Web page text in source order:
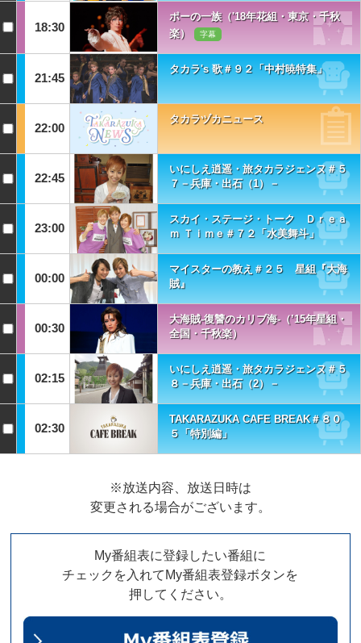
18:30
ポーの一族（'18年花組・東京・千秋
楽）
字幕
21:45
タカラ's 歌＃９２「中村暁特集」
22:00
タカラヅカニュース
22:45
いにしえ逍遥・旅タカラジェンヌ＃５
７－兵庫・出石（1）－
23:00
スカイ・ステージ・トーク Ｄｒｅａ
ｍ Ｔｉｍｅ＃７２「水美舞斗」
00:00
マイスターの教え＃２５ 星組『大海
賊』
00:30
大海賊-復讐のカリブ海-（’15年星組・
全国・千秋楽）
02:15
いにしえ逍遥・旅タカラジェンヌ＃５
８－兵庫・出石（2）－
02:30
TAKARAZUKA CAFE BREAK＃８０
５「特別編」
※放送内容、放送日時は
変更される場合がございます。
My番組表に登録したい番組に
チェックを入れてMy番組表登録ボタンを
押してください。